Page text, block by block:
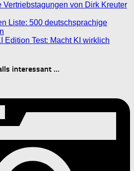
Vertriebstagungen von Dirk Kreuter
Liste: 500 deutschsprachige
Edition Test: Macht KI wirklich
interessant …